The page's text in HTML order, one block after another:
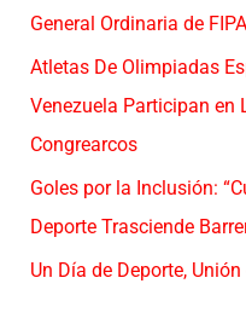
General Ordinaria de
Atletas De Olimpiadas
Venezuela Participan en
Congrearcos
Goles por la Inclusión:
Deporte Trasciende
Un Día de Deporte,